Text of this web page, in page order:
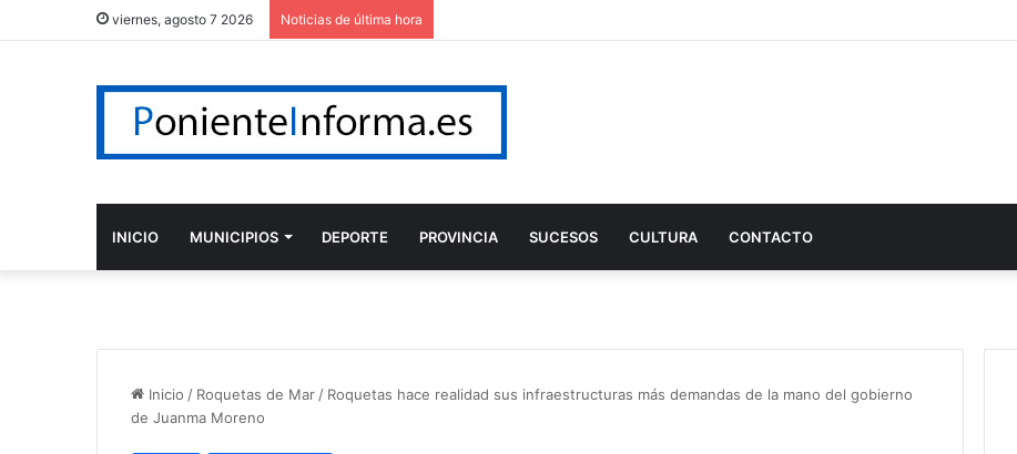
viernes, agosto 7 2026 Noticias de última hora
INICIO MUNICIPIOS DEPORTE PROVINCIA SUCESOS CULTURA CONTACTO
Inicio / Roquetas de Mar / Roquetas hace realidad sus infraestructuras más demandas de la mano del gobierno
de Juanma Moreno